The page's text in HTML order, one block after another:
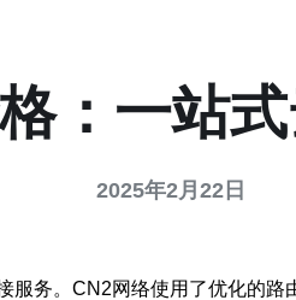
：一站
2025年2月22日
务。CN2网络使用了优化的